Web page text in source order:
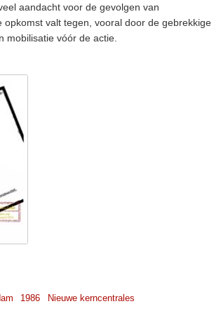
aandacht voor de gevolgen van
opkomst valt tegen, vooral door de gebrekkige
mobilisatie vóór de actie.
1986
Nieuwe kerncentrales